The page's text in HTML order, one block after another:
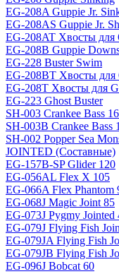
EG-208A Guppie Jr.
EG-208AS Guppie Jr.
EG-208AT Хвосты для
EG-208B Guppie
EG-228 Buster Swim
EG-208BT Хвосты для
EG-208T Хвосты для
EG-223 Ghost Buster
SH-003 Crankee Bass
SH-003B Crankee Bass
SH-002 Popper Sea
JOINTED (Составные)
EG-157B-SP Glider 120
EG-056AL Flex X 105
EG-066A Flex Phantom
EG-068J Magic Joint 85
EG-073J Pygmy Jointed
EG-079J Flying Fish
EG-079JA Flying Fish
EG-079JB Flying Fish
EG-096J Bobcat 60